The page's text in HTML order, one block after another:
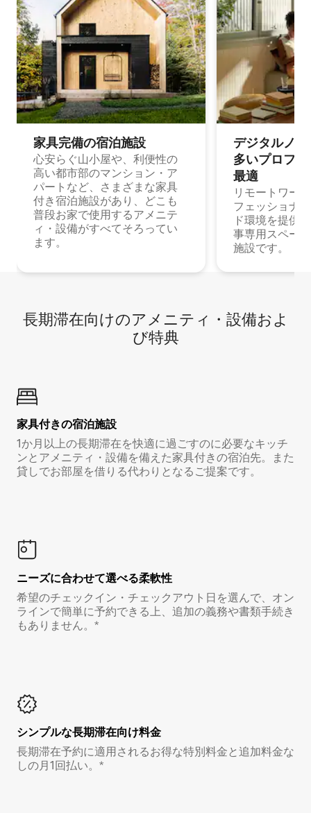
家具完備の宿⁠泊⁠施⁠設
心安らぐ山小屋や、利便性の
高い都市部のマンション・ア
パートなど、さまざまな家具
付き宿泊施設があり、どこも
普段お家で使用するアメニテ
ィ・設備がすべてそろってい
ます。
デジタルノ
多⁠いプ⁠ロ⁠フ⁠
最⁠適
リモートワー
フェッショナ
ド環境を提供
事専用スペー
施設です。
長期滞在向け⁠のア⁠メ⁠ニ⁠テ⁠ィ⁠・設⁠備⁠およ
び特⁠典
家具付き⁠の宿⁠泊⁠施⁠設
1か月以上の長期滞在を快適に過ごすのに必要なキッチ
ンとアメニティ・設備を備えた家具付きの宿泊先。また
貸しでお部屋を借りる代わりとなるご提案です。
ニーズに合わせて選べる柔軟性
希望のチェックイン・チェックアウト日を選んで、オン
ラインで簡単に予約できる上、追加の義務や書類手続き
もありません。*
シンプルな長期滞在向け料金
長期滞在予約に適用されるお得な特別料金と追加料金な
しの月1回払い。*